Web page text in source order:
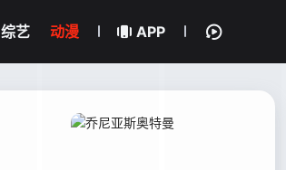
综艺 动漫 APP